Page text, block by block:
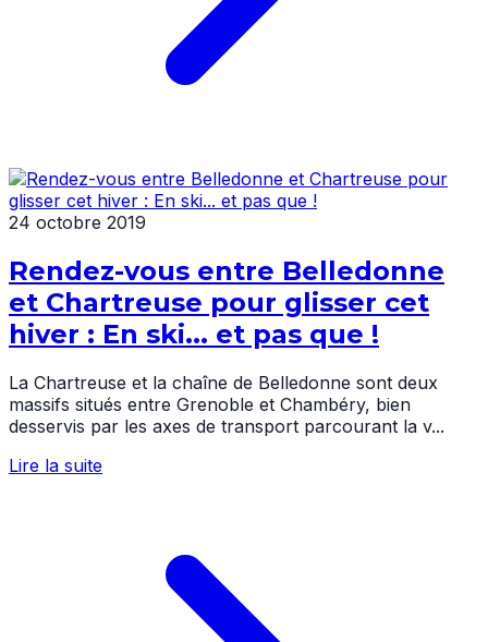
24 octobre 2019
Rendez-vous entre Belledonne
et Chartreuse pour glisser cet
hiver : En ski... et pas que !
La Chartreuse et la chaîne de Belledonne sont deux
massifs situés entre Grenoble et Chambéry, bien
desservis par les axes de transport parcourant la v...
Lire la suite